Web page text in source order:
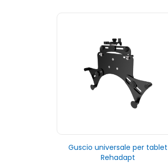
Guscio universale per tablet
Rehadapt